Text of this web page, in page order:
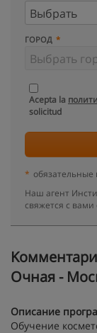
ГОРОД
Acepta la
solicitud
* обязательные
Наш агент
свяжется с
Очная -
Описание
Обучение